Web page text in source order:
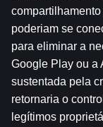
poderiam se
para eliminar a
Google Play ou a
sustentada pela
retornaria o
legítimos